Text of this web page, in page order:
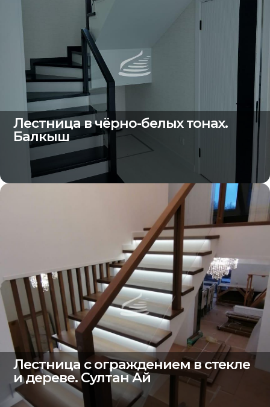
Лестница в чёрно-белых тонах.
Балкыш
Лестница с ограждением в стекле
и дереве. Султан Ай